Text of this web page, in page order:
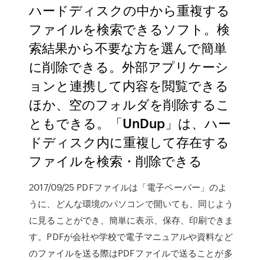
ハードディスクの中から重複する
ファイルを検索できるソフト。検
索結果から不要な方を選んで簡単
に削除できる。外部アプリケーシ
ョンと連携して内容を閲覧できる
ほか、空のフォルダを削除するこ
ともできる。「UnDup」は、ハー
ドディスク内に重複して存在する
ファイルを検索・削除できる
2017/09/25 PDFファイルは「電子ペーパー」のよ
うに、どんな環境のパソコンで開いても、同じよう
に見ることができ、簡単に表示、保存、印刷できま
す。PDFが会社や学校で電子マニュアルや資料など
のファイルを送る際はPDFファイルで送ることが多